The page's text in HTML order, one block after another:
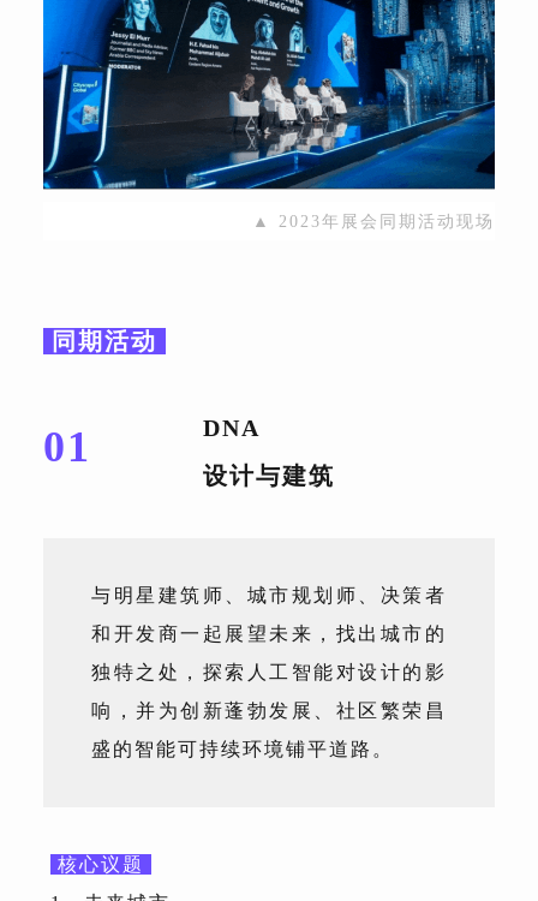
▲ 2023年展会同期活动现场
同期活动
01
DNA
设计与建筑
与明星建筑师、城市规划师、决策者
和开发商一起展望未来，找出城市的
独特之处，探索人工智能对设计的影
响，并为创新蓬勃发展、社区繁荣昌
盛的智能可持续环境铺平道路。
核心议题